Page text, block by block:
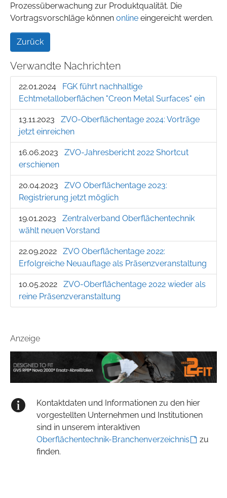
Prozessüberwachung zur Produktqualität. Die
Vortragsvorschläge können online eingereicht werden.
Zurück
Verwandte Nachrichten
22.01.2024
FGK führt nachhaltige
Echtmetalloberflächen "Creon Metal Surfaces" ein
13.11.2023
ZVO-Oberflächentage 2024: Vorträge
jetzt einreichen
16.06.2023
ZVO-Jahresbericht 2022 Shortcut
erschienen
20.04.2023
ZVO Oberflächentage 2023:
Registrierung jetzt möglich
19.01.2023
Zentralverband Oberflächentechnik
wählt neuen Vorstand
22.09.2022
ZVO Oberflächentage 2022:
Erfolgreiche Neuauflage als Präsenzveranstaltung
10.05.2022
ZVO-Oberflächentage 2022 wieder als
reine Präsenzveranstaltung
Anzeige
Kontaktdaten und Informationen zu den hier
vorgestellten Unternehmen und Institutionen
sind in unserem interaktiven
Oberflächentechnik-Branchenverzeichnis
zu
finden.